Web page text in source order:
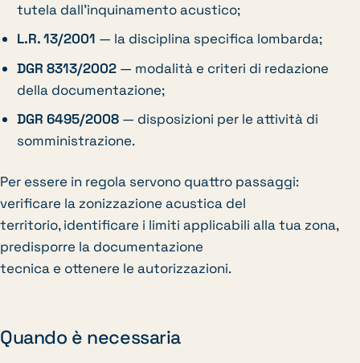
tutela dall’inquinamento acustico;
L.R. 13/2001 — la disciplina specifica lombarda;
DGR 8313/2002— modalità e criteri di redazione
della documentazione;
DGR 6495/2008— disposizioni per le attività di
somministrazione.
Per essere in regola servono quattro passaggi:
verificare la zonizzazione acustica del
territorio, identificare i limiti applicabili alla tua zona,
predisporre la documentazione
tecnica e ottenere le autorizzazioni.
Quando è necessaria